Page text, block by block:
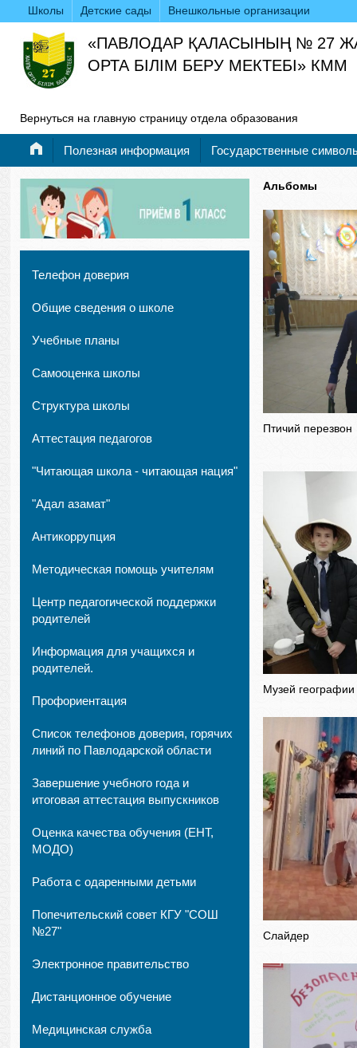
Школы Детские сады Внешкольные организации
«ПАВЛОДАР ҚАЛАСЫНЫҢ № 27
ОРТА БІЛІМ БЕРУ МЕКТЕБІ» КММ
Вернуться на главную страницу отдела образования
Полезная информация Государственные
Телефон доверия
Общие сведения о школе
Учебные планы
Самооценка школы
Структура школы
Аттестация педагогов
"Читающая школа - читающая нация"
"Адал азамат"
Антикоррупция
Методическая помощь учителям
Центр педагогической поддержки
родителей
Информация для учащихся и
родителей.
Профориентация
Список телефонов доверия, горячих
линий по Павлодарской области
Завершение учебного года и
итоговая аттестация выпускников
Оценка качества обучения (ЕНТ,
МОДО)
Работа с одаренными детьми
Попечительский совет КГУ "СОШ
№27"
Электронное правительство
Дистанционное обучение
Медицинская служба
Альбомы
Птичий перезвон
Музей географии
Слайдер